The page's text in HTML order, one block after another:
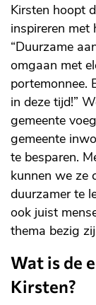
Kirsten hoopt
inspireren met
“Duurzame
omgaan met
portemonnee.
in deze tijd!”
gemeente
gemeente
te besparen.
kunnen we ze
duurzamer te
ook juist
thema bezig
Wat is de
Kirsten?